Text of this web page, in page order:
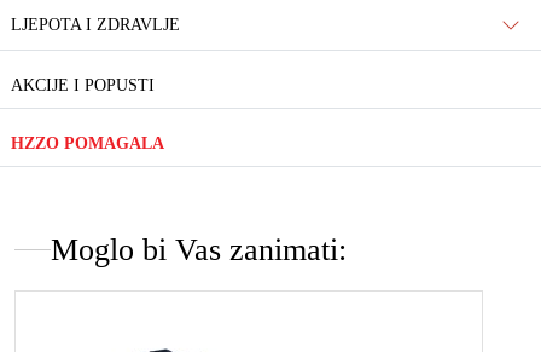
LJEPOTA I ZDRAVLJE
AKCIJE I POPUSTI
HZZO POMAGALA
Moglo bi Vas zanimati: